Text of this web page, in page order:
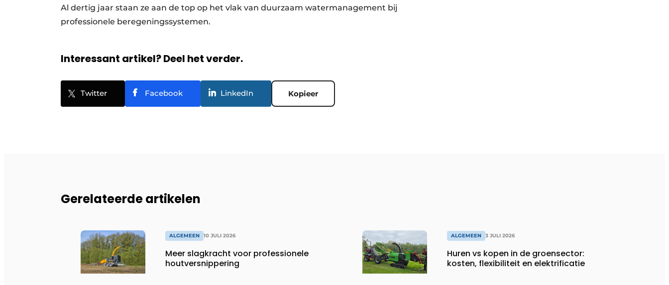
Al dertig jaar staan ze aan de top op het vlak van duurzaam watermanagement bij
professionele beregeningssystemen.
Interessant artikel? Deel het verder.
Twitter Facebook LinkedIn Kopieer
Gerelateerde artikelen
ALGEMEEN 10 JULI 2026
Meer slagkracht voor professionele
houtversnippering
ALGEMEEN 3 JULI 2026
Huren vs kopen in de groensector:
kosten, flexibiliteit en elektrificatie